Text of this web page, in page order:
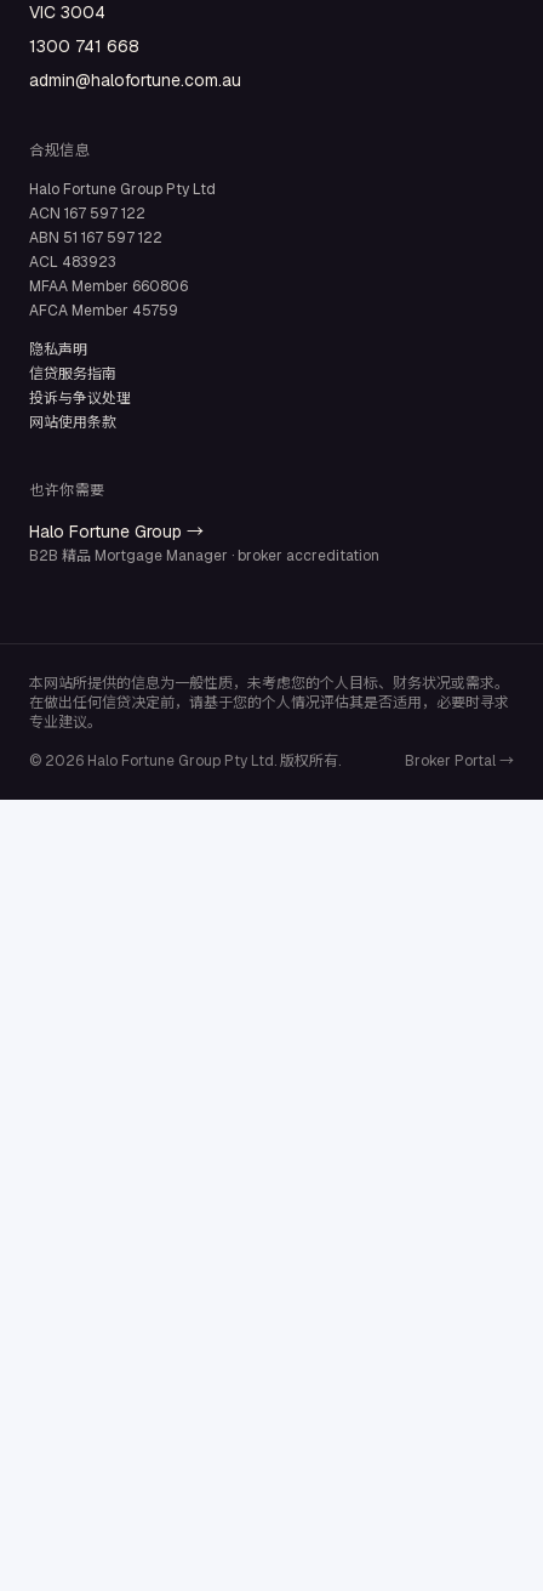
VIC 3004
1300 741 668
admin@halofortune.com.au
合规信息
Halo Fortune Group Pty Ltd
ACN 167 597 122
ABN 51 167 597 122
ACL 483923
MFAA Member 660806
AFCA Member 45759
隐私声明
信贷服务指南
投诉与争议处理
网站使用条款
也许你需要
Halo Fortune Group →
B2B 精品 Mortgage Manager · broker accreditation
本网站所提供的信息为一般性质，未考虑您的个人目标、财务状况或需求。
在做出任何信贷决定前，请基于您的个人情况评估其是否适用，必要时寻求
专业建议。
© 2026 Halo Fortune Group Pty Ltd. 版权所有.
Broker Portal →